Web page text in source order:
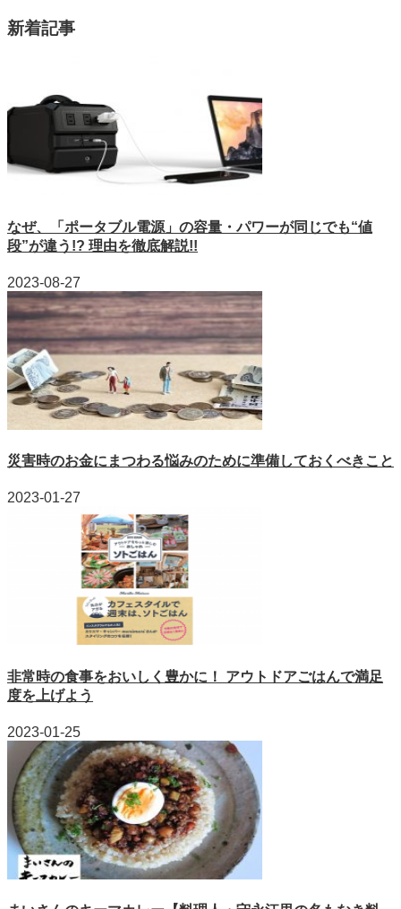
新着記事
なぜ、「ポータブル電源」の容量・パワーが同じでも“値
段”が違う!? 理由を徹底解説!!
2023-08-27
災害時のお金にまつわる悩みのために準備しておくべきこと
2023-01-27
非常時の食事をおいしく豊かに！ アウトドアごはんで満足
度を上げよう
2023-01-25